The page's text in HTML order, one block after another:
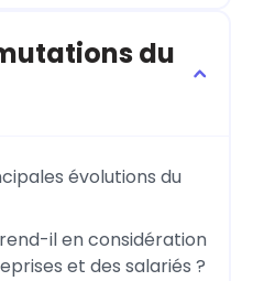
du
évolutions du
il en considération
et des salariés ?